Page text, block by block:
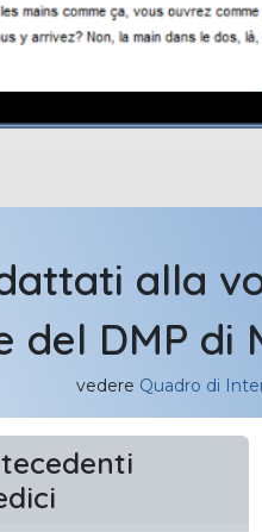
alla
del DMP di
vedere Quadro di